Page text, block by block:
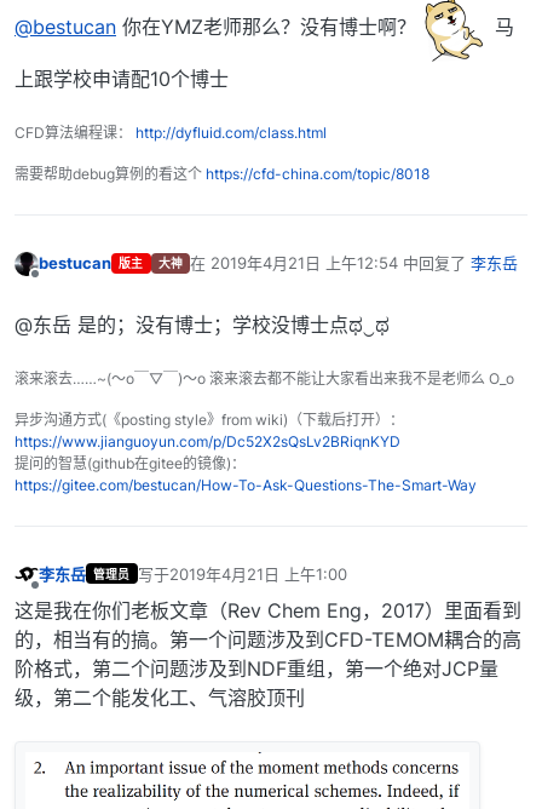
@bestucan 你在YMZ老师那么？没有博士啊？ 马
上跟学校申请配10个博士
CFD算法编程课： http://dyfluid.com/class.html
需要帮助debug算例的看这个 https://cfd-china.com/topic/8018
bestucan 版主 大神 在 2019年4月21日 上午12:54 中回复了李东岳
最后由 编辑
@东岳 是的；没有博士；学校没博士点ಥ‿ಥ
滚来滚去……~(～o￣▽￣)～o 滚来滚去都不能让大家看出来我不是老师么 O_o
异步沟通方式(《posting style》from wiki)（下载后打开）：
https://www.jianguoyun.com/p/Dc52X2sQsLv2BRiqnKYD
提问的智慧(github在gitee的镜像)：
https://gitee.com/bestucan/How-To-Ask-Questions-The-Smart-Way
李东岳 管理员 写于2019年4月21日 上午1:00
最后由 编辑
这是我在你们老板文章（Rev Chem Eng，2017）里面看到
的，相当有的搞。第一个问题涉及到CFD-TEMOM耦合的高
阶格式，第二个问题涉及到NDF重组，第一个绝对JCP量
级，第二个能发化工、气溶胶顶刊